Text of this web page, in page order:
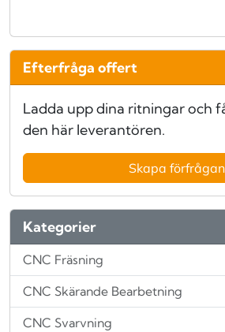
Efterfråga offert
Ladda upp dina ritningar och
den här leverantören.
Skapa förfrågan
Kategorier
CNC Fräsning
CNC Skärande Bearbetning
CNC Svarvning